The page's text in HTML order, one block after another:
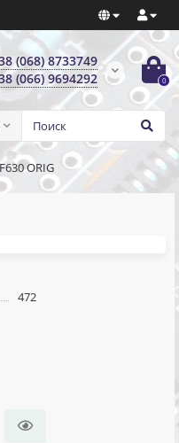
(068) 8733749
(066) 9694292
0
ORIG
472